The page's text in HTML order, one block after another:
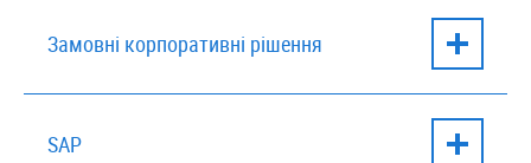
Замовні корпоративні рішення
SAP